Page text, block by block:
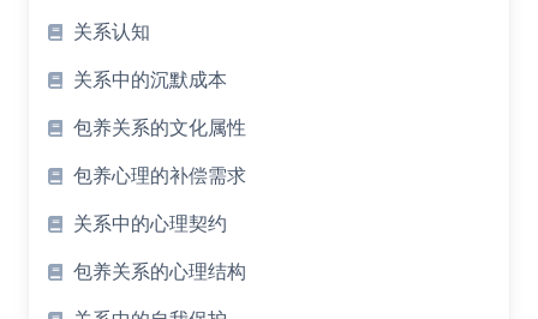
关系认知
关系中的沉默成本
包养关系的文化属性
包养心理的补偿需求
关系中的心理契约
包养关系的心理结构